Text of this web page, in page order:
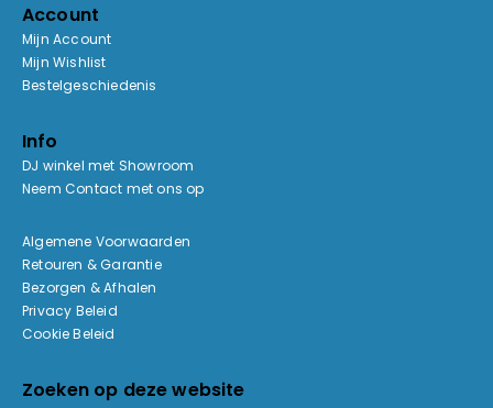
Account
Mijn Account
Mijn Wishlist
Bestelgeschiedenis
Info
DJ winkel met Showroom
Neem Contact met ons op
Algemene Voorwaarden
Retouren & Garantie
Bezorgen & Afhalen
Privacy Beleid
Cookie Beleid
Zoeken op deze website